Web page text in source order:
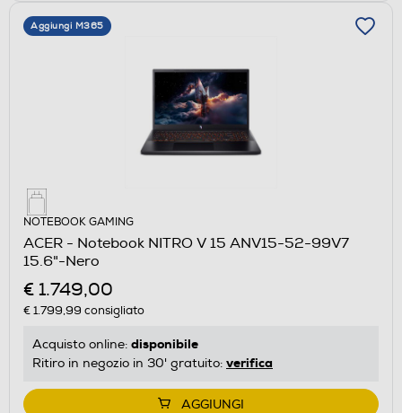
Aggiungi M365
NOTEBOOK GAMING
ACER - Notebook NITRO V 15 ANV15-52-99V7
15.6"-Nero
€ 1.749,00
€ 1.799,99 consigliato
Acquisto online: disponibile
Ritiro in negozio in 30' gratuito: verifica
AGGIUNGI